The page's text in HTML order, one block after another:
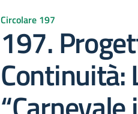
Circolare 197
197.
Continuità: